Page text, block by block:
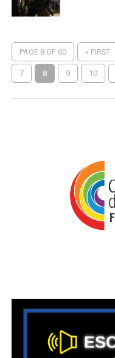
PAGE 8 OF 60 « FIRST
7 8 9 10